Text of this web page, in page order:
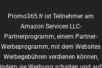
Promo365.fr ist Teilnehmer am
Amazon Services LLC-
Partnerprogramm, einem Partner-
Werbeprogramm, mit dem Websites
Werbegebühren verdienen können,